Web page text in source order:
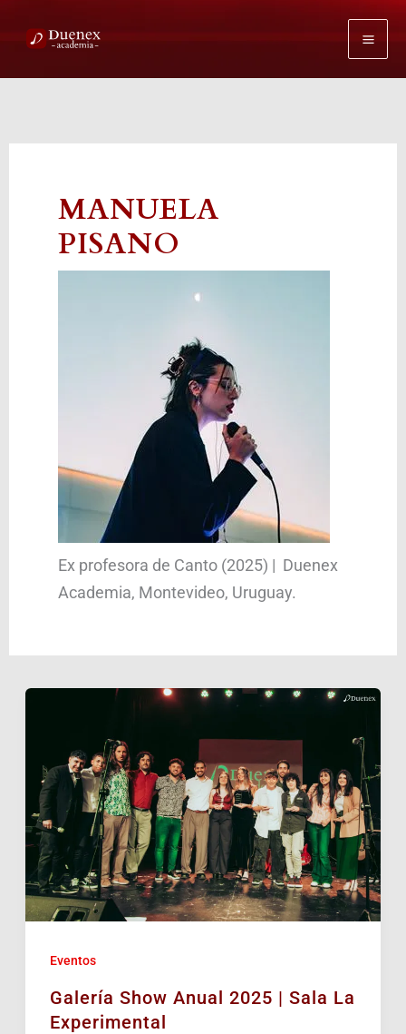
MANUELA
PISANO
Ex profesora de Canto (2025) | Duenex
Academia, Montevideo, Uruguay.
Eventos
Galería Show Anual 2025 | Sala La
Experimental